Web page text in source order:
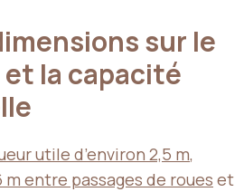
sur le
la capacité
utile d’environ 2,5 m,
m entre passages de roues et